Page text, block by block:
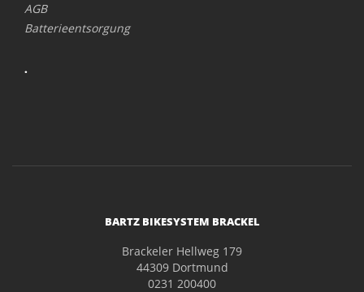
AGB
Batterieentsorgung
.
BARTZ BIKESYSTEM BRACKEL
Brackeler Hellweg 179
44309 Dortmund
0231 200400